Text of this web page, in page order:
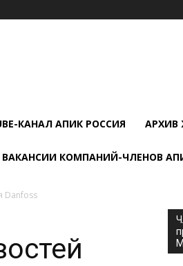
КАНАЛ АПИК РОССИЯ АРХИВ
ВАКАНСИИ КОМПАНИЙ-ЧЛЕНОВ
Danfoss